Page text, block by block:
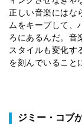
正しい音楽にはな
ムをキープして、
ろにあるんだ。音
スタイルも変化す
を刻んでいること
ジミー・コブ